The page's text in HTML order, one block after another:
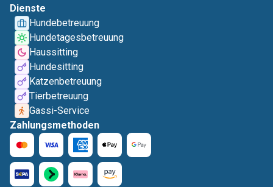
Dienste
Hundebetreuung
Hundetagesbetreuung
Haussitting
Hundesitting
Katzenbetreuung
Tierbetreuung
Gassi-Service
Zahlungsmethoden